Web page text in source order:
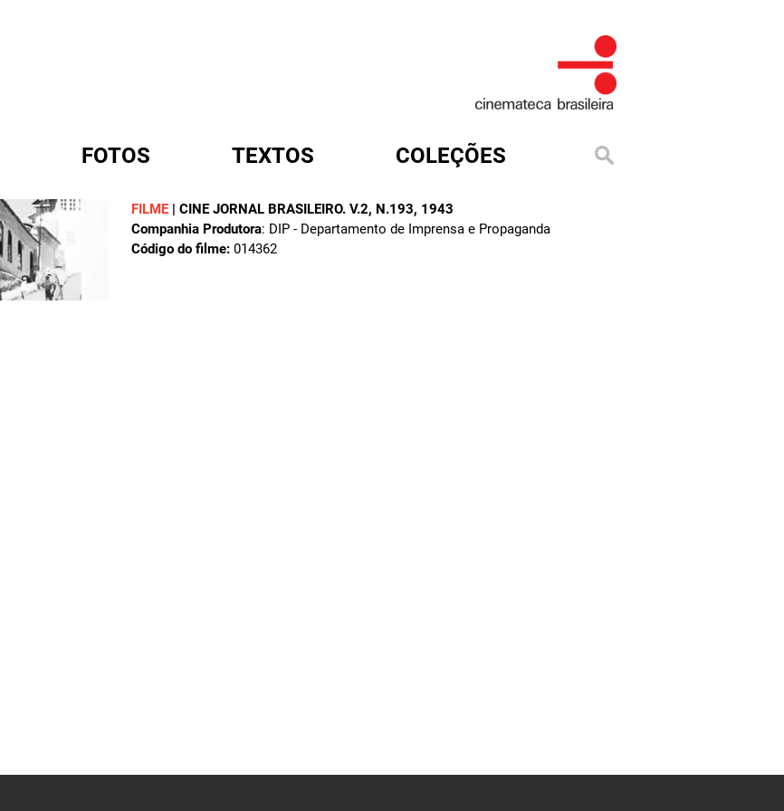
FOTOS TEXTOS COLEÇÕES
FILME | CINE JORNAL BRASILEIRO. V.2, N.193, 1943
Companhia Produtora: DIP - Departamento de Imprensa e Propaganda
Código do filme: 014362